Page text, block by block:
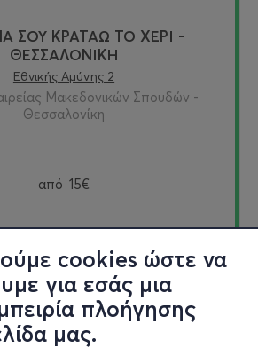
cookies ώστε να
για εσάς μια
πλοήγησης
μας.
ΣΟΥ ΚΡΑΤΑΩ ΤΟ ΧΕΡΙ -
ΘΕΣΣΑΛΟΝΙΚΗ
Εθνικής Αμύνης 2
Μακεδονικών Σπουδών -
Θεσσαλονίκη
από 15€
Εισιτήρια